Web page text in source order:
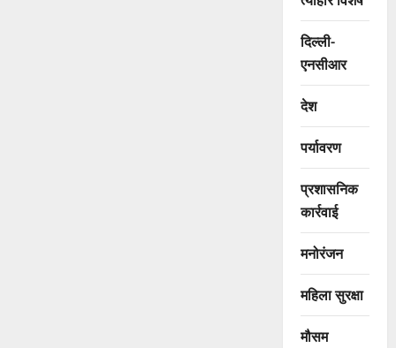
दिल्ली-
एनसीआर
देश
पर्यावरण
प्रशासनिक
कार्रवाई
मनोरंजन
महिला सुरक्षा
मौसम